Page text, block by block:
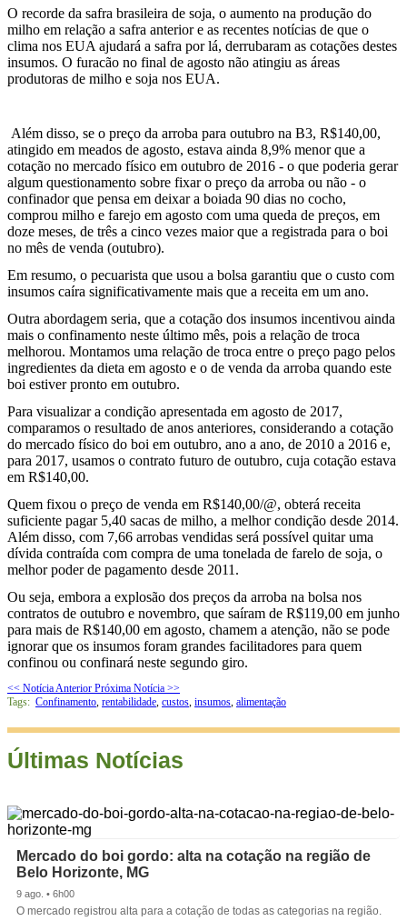
O recorde da safra brasileira de soja, o aumento na produção do
milho em relação a safra anterior e as recentes notícias de que o
clima nos EUA ajudará a safra por lá, derrubaram as cotações destes
insumos. O furacão no final de agosto não atingiu as áreas
produtoras de milho e soja nos EUA.
Além disso, se o preço da arroba para outubro na B3, R$140,00,
atingido em meados de agosto, estava ainda 8,9% menor que a
cotação no mercado físico em outubro de 2016 - o que poderia gerar
algum questionamento sobre fixar o preço da arroba ou não - o
confinador que pensa em deixar a boiada 90 dias no cocho,
comprou milho e farejo em agosto com uma queda de preços, em
doze meses, de três a cinco vezes maior que a registrada para o boi
no mês de venda (outubro).
Em resumo, o pecuarista que usou a bolsa garantiu que o custo com
insumos caíra significativamente mais que a receita em um ano.
Outra abordagem seria, que a cotação dos insumos incentivou ainda
mais o confinamento neste último mês, pois a relação de troca
melhorou. Montamos uma relação de troca entre o preço pago pelos
ingredientes da dieta em agosto e o de venda da arroba quando este
boi estiver pronto em outubro.
Para visualizar a condição apresentada em agosto de 2017,
comparamos o resultado de anos anteriores, considerando a cotação
do mercado físico do boi em outubro, ano a ano, de 2010 a 2016 e,
para 2017, usamos o contrato futuro de outubro, cuja cotação estava
em R$140,00.
Quem fixou o preço de venda em R$140,00/@, obterá receita
suficiente pagar 5,40 sacas de milho, a melhor condição desde 2014.
Além disso, com 7,66 arrobas vendidas será possível quitar uma
dívida contraída com compra de uma tonelada de farelo de soja, o
melhor poder de pagamento desde 2011.
Ou seja, embora a explosão dos preços da arroba na bolsa nos
contratos de outubro e novembro, que saíram de R$119,00 em junho
para mais de R$140,00 em agosto, chamem a atenção, não se pode
ignorar que os insumos foram grandes facilitadores para quem
confinou ou confinará neste segundo giro.
<< Notícia Anterior Próxima Notícia >>
Tags: Confinamento, rentabilidade, custos, insumos, alimentação
Últimas Notícias
Mercado do boi gordo: alta na cotação na região de
Belo Horizonte, MG
9 ago. • 6h00
O mercado registrou alta para a cotação de todas as categorias na região.